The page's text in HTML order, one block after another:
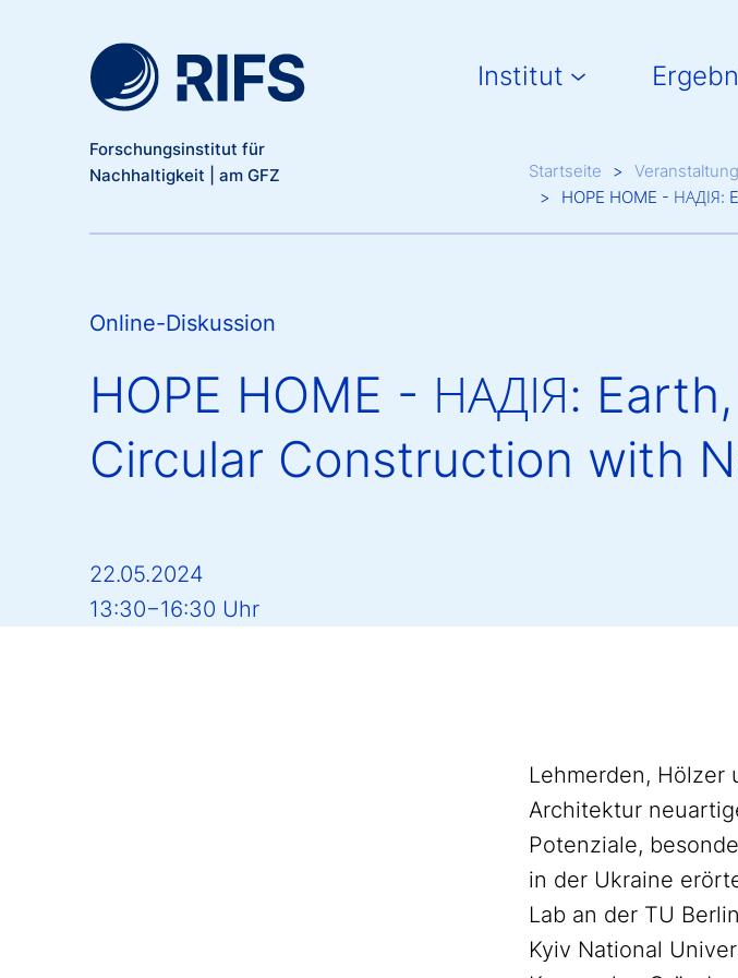
Institut
Forschungsinstitut für
Nachhaltigkeit | am GFZ
Startseite
HOPE HOME - НАДІЯ:
Online-Diskussion
HOPE HOME - НАДІЯ:
Circular Construction with
22.05.2024
13:30−16:30 Uhr
Lehmerden, Hölzer
Architektur
Potenziale,
in der Ukraine
Lab an der TU
Kyiv National